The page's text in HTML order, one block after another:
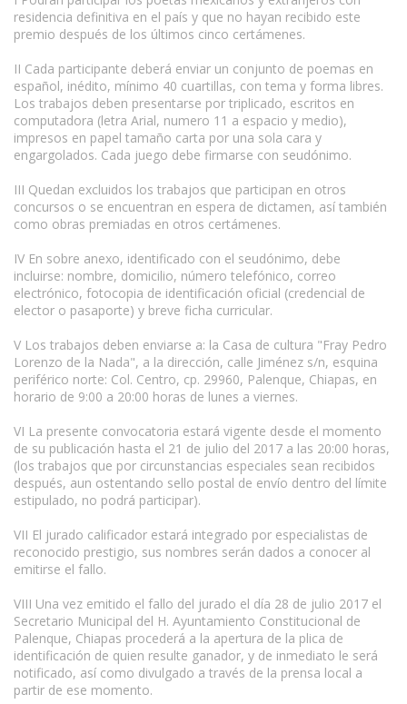
residencia definitiva en el país y que no hayan recibido este
premio después de los últimos cinco certámenes.
II Cada participante deberá enviar un conjunto de poemas en
español, inédito, mínimo 40 cuartillas, con tema y forma libres.
Los trabajos deben presentarse por triplicado, escritos en
computadora (letra Arial, numero 11 a espacio y medio),
impresos en papel tamaño carta por una sola cara y
engargolados. Cada juego debe firmarse con seudónimo.
III Quedan excluidos los trabajos que participan en otros
concursos o se encuentran en espera de dictamen, así también
como obras premiadas en otros certámenes.
IV En sobre anexo, identificado con el seudónimo, debe
incluirse: nombre, domicilio, número telefónico, correo
electrónico, fotocopia de identificación oficial (credencial de
elector o pasaporte) y breve ficha curricular.
V Los trabajos deben enviarse a: la Casa de cultura "Fray Pedro
Lorenzo de la Nada", a la dirección, calle Jiménez s/n, esquina
periférico norte: Col. Centro, cp. 29960, Palenque, Chiapas, en
horario de 9:00 a 20:00 horas de lunes a viernes.
VI La presente convocatoria estará vigente desde el momento
de su publicación hasta el 21 de julio del 2017 a las 20:00 horas,
(los trabajos que por circunstancias especiales sean recibidos
después, aun ostentando sello postal de envío dentro del límite
estipulado, no podrá participar).
VII El jurado calificador estará integrado por especialistas de
reconocido prestigio, sus nombres serán dados a conocer al
emitirse el fallo.
VIII Una vez emitido el fallo del jurado el día 28 de julio 2017 el
Secretario Municipal del H. Ayuntamiento Constitucional de
Palenque, Chiapas procederá a la apertura de la plica de
identificación de quien resulte ganador, y de inmediato le será
notificado, así como divulgado a través de la prensa local a
partir de ese momento.